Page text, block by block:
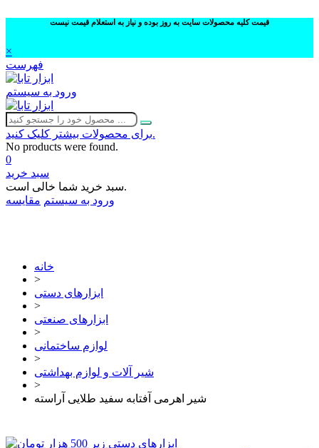
قیمت کلیه محصولات سایت به روز بوده و نیاز به استعلام قیمت نیست
×
فهرست
ورود به سیستم
برای محصولات بیشتر کلیک کنید.
No products were found.
0
سبد خرید
سبد خرید شما خالی است.
ورود به سیستم مقایسه
خانه
>
ابزارهای دستی
>
ابزارهای صنعتی
>
لوازم ساختمانی
>
شیر آلات و لوازم بهداشتی
>
شیر اهرمی آفتابه سفید طلایی آراسته